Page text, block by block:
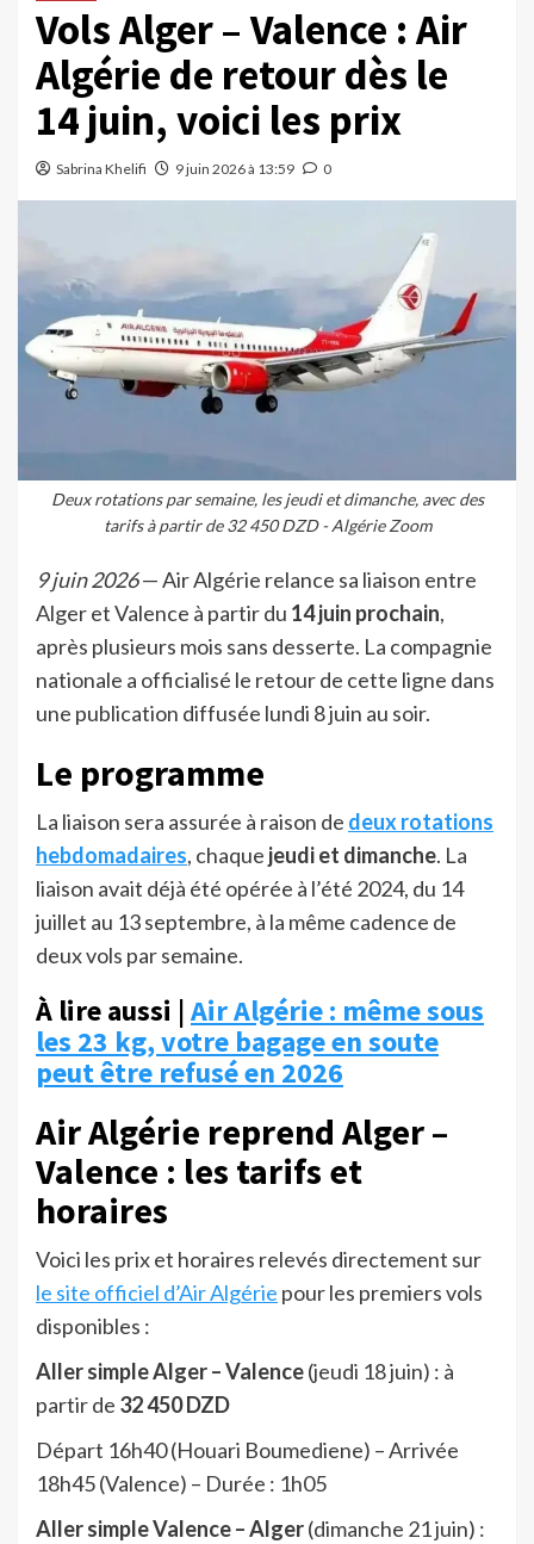
Vols Alger – Valence : Air
Algérie de retour dès le
14 juin, voici les prix
Sabrina Khelifi 9 juin 2026 à 13:59 0
Deux rotations par semaine, les jeudi et dimanche, avec des
tarifs à partir de 32 450 DZD - Algérie Zoom
9 juin 2026— Air Algérie relance sa liaison entre
Alger et Valence à partir du 14 juin prochain,
après plusieurs mois sans desserte. La compagnie
nationale a officialisé le retour de cette ligne dans
une publication diffusée lundi 8 juin au soir.
Le programme
La liaison sera assurée à raison de deux rotations
hebdomadaires, chaque jeudi et dimanche. La
liaison avait déjà été opérée à l’été 2024, du 14
juillet au 13 septembre, à la même cadence de
deux vols par semaine.
À lire aussi |Air Algérie : même sous
les 23 kg, votre bagage en soute
peut être refusé en 2026
Air Algérie reprend Alger –
Valence : les tarifs et
horaires
Voici les prix et horaires relevés directement sur
le site officiel d’Air Algérie pour les premiers vols
disponibles :
Aller simple Alger – Valence(jeudi 18 juin) : à
partir de 32 450 DZD
Départ 16h40 (Houari Boumediene) – Arrivée
18h45 (Valence) – Durée : 1h05
Aller simple Valence – Alger(dimanche 21 juin) :